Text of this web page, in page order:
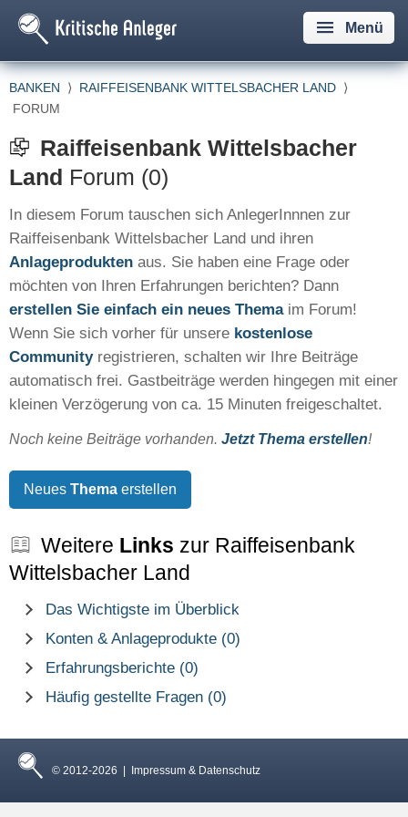
Menü
BANKEN ⟩ RAIFFEISENBANK WITTELSBACHER LAND ⟩
FORUM
Raiffeisenbank Wittelsbacher
Land Forum (0)
In diesem Forum tauschen sich AnlegerInnnen zur
Raiffeisenbank Wittelsbacher Land und ihren
Anlageprodukten aus. Sie haben eine Frage oder
möchten von Ihren Erfahrungen berichten? Dann
erstellen Sie einfach ein neues Themaim Forum!
Wenn Sie sich vorher für unsere kostenlose
Communityregistrieren, schalten wir Ihre Beiträge
automatisch frei. Gastbeiträge werden hingegen mit einer
kleinen Verzögerung von ca. 15 Minuten freigeschaltet.
Noch keine Beiträge vorhanden. Jetzt Thema erstellen!
Neues Thema erstellen
Weitere Links zur Raiffeisenbank
Wittelsbacher Land
Das Wichtigste im Überblick
Konten & Anlageprodukte (0)
Erfahrungsberichte (0)
Häufig gestellte Fragen (0)
© 2012-2026 | Impressum & Datenschutz